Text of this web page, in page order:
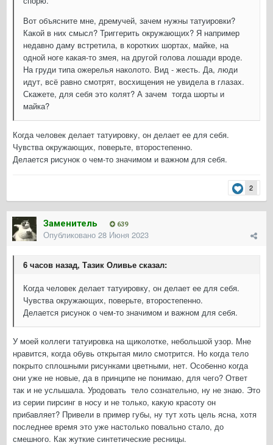
Вот объясните мне, дремучей, зачем нужны татуировки?
Какой в них смысл? Триггерить окружающих? Я например
недавно даму встретила, в коротких шортах, майке, на
одной ноге какая-то змея, на другой голова лошади вроде.
На груди типа ожерелья наколото. Вид - жесть. Да, люди
идут, всё равно смотрят, восхищения не увидела в глазах.
Скажете, для себя это колят? А зачем тогда шорты и
майка?
Когда человек делает татуировку, он делает ее для себя.
Чувства окружающих, поверьте, второстепенно.
Делается рисунок о чем-то значимом и важном для себя.
2
Заменитель 639
Опубликовано 28 Июня 2023
6 часов назад, Тазик Оливье сказал:
Когда человек делает татуировку, он делает ее для себя.
Чувства окружающих, поверьте, второстепенно.
Делается рисунок о чем-то значимом и важном для себя.
У моей коллеги татуировка на щиколотке, небольшой узор. Мне
нравится, когда обувь открытая мило смотрится. Но когда тело
покрыто сплошными рисунками цветными, нет. Особенно когда
они уже не новые, да в принципе не понимаю, для чего? Ответ
так и не услышала. Уродовать тело сознательно, ну не знаю. Это
из серии пирсинг в носу и не только, какую красоту он
прибавляет? Привели в пример губы, ну тут хоть цель ясна, хотя
последнее время это уже настолько повально стало, до
смешного. Как жуткие синтетические ресницы.